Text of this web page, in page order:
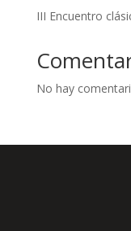
III Encuentro
No hay